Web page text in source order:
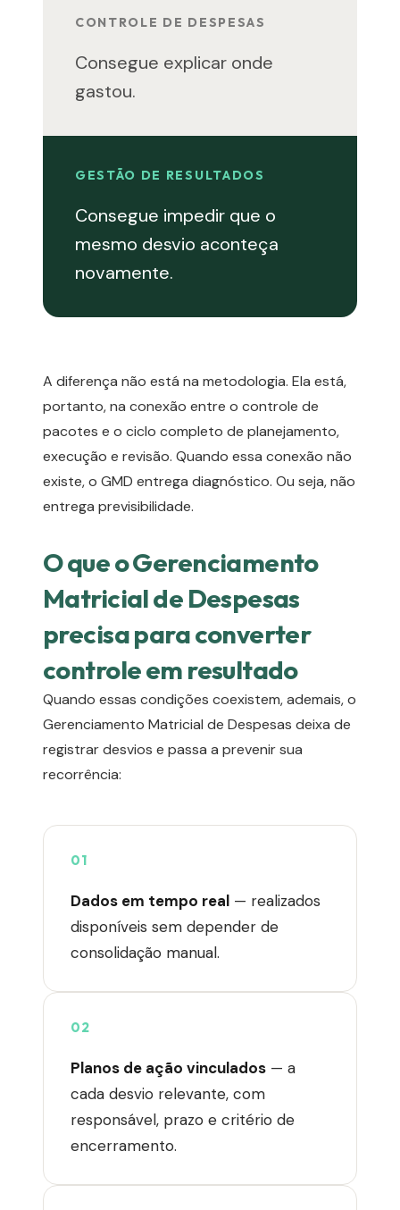
CONTROLE DE DESPESAS
Consegue explicar onde
gastou.
GESTÃO DE RESULTADOS
Consegue impedir que o
mesmo desvio aconteça
novamente.
A diferença não está na metodologia. Ela está,
portanto, na conexão entre o controle de
pacotes e o ciclo completo de planejamento,
execução e revisão. Quando essa conexão não
existe, o GMD entrega diagnóstico. Ou seja, não
entrega previsibilidade.
O que o Gerenciamento
Matricial de Despesas
precisa para converter
controle em resultado
Quando essas condições coexistem, ademais, o
Gerenciamento Matricial de Despesas deixa de
registrar desvios e passa a prevenir sua
recorrência:
01
Dados em tempo real — realizados
disponíveis sem depender de
consolidação manual.
02
Planos de ação vinculados — a
cada desvio relevante, com
responsável, prazo e critério de
encerramento.